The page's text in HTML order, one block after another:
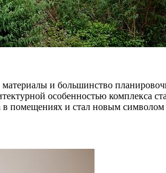
и большинство
особенностью комплекса
помещениях и стал новым символом